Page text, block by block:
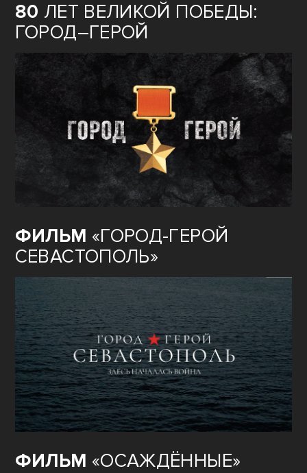
80 ЛЕТ ВЕЛИКОЙ ПОБЕДЫ:
ГОРОД–ГЕРОЙ
ФИЛЬМ «ГОРОД-ГЕРОЙ
СЕВАСТОПОЛЬ»
ФИЛЬМ «ОСАЖДЁННЫЕ»